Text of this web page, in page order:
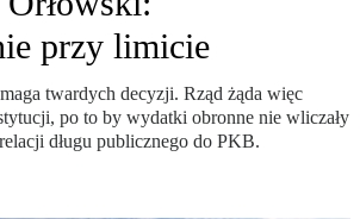
przy limicie
twardych decyzji. Rząd żąda więc
po to by wydatki obronne nie wliczały
długu publicznego do PKB.